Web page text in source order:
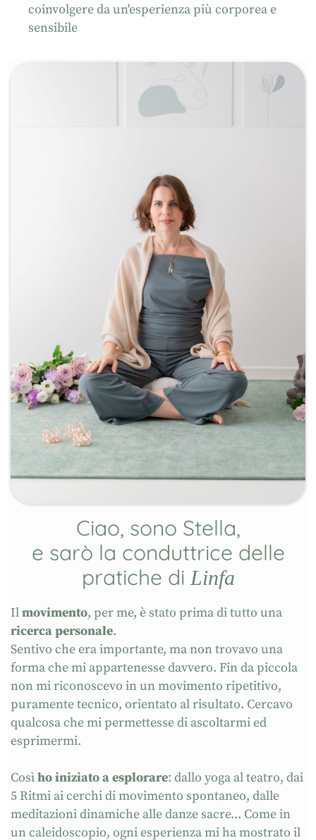
coinvolgere da un'esperienza più corporea e
sensibile
Ciao, sono Stella,
e sarò la conduttrice delle
pratiche diLinfa
Ilmovimento, per me, è stato prima di tutto una
ricerca personale.
Sentivo che era importante, ma non trovavo una
forma che mi appartenesse davvero. Fin da piccola
non mi riconoscevo in un movimento ripetitivo,
puramente tecnico, orientato al risultato. Cercavo
qualcosa che mi permettesse di ascoltarmi ed
esprimermi.
Cosìho iniziato a esplorare: dallo yoga al teatro, dai
5 Ritmi ai cerchi di movimento spontaneo, dalle
meditazioni dinamiche alle danze sacre... Come in
un caleidoscopio, ogni esperienza mi ha mostrato il